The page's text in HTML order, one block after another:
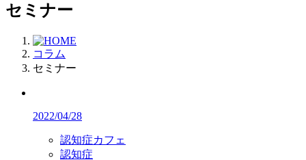
セミナー
コラム
セミナー
2022/04/28
認知症カフェ
認知症